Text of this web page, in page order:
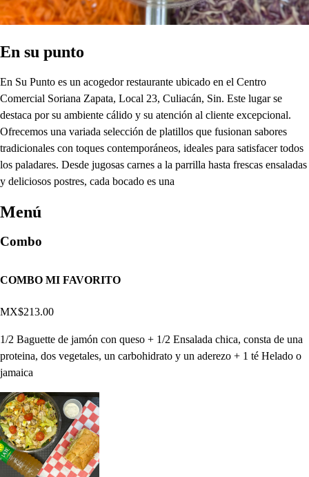
En su punto
En Su Punto es un acogedor restaurante ubicado en el Centro
Comercial Soriana Zapata, Local 23, Culiacán, Sin. Este lugar se
destaca por su ambiente cálido y su atención al cliente excepcional.
Ofrecemos una variada selección de platillos que fusionan sabores
tradicionales con toques contemporáneos, ideales para satisfacer todos
los paladares. Desde jugosas carnes a la parrilla hasta frescas ensaladas
y deliciosos postres, cada bocado es una
Menú
Combo
COMBO MI FAVORITO
MX$213.00
1/2 Baguette de jamón con queso + 1/2 Ensalada chica, consta de una
proteina, dos vegetales, un carbohidrato y un aderezo + 1 té Helado o
jamaica